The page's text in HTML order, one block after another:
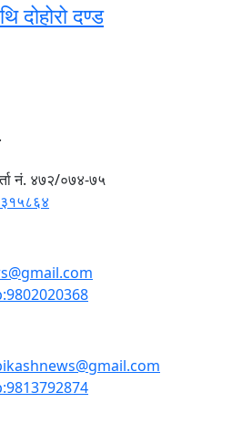
दोहोरो दण्ड
नं. ४७२/०७४-७५